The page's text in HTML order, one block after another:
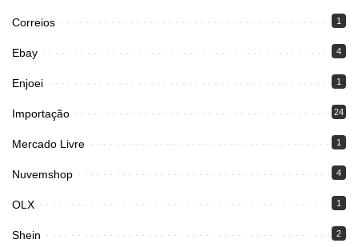
Correios 1
Ebay 4
Enjoei 1
Importação 24
Mercado Livre 1
Nuvemshop 4
OLX 1
Shein 2